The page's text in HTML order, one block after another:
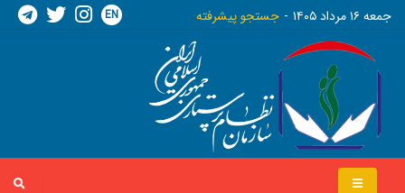
جمعه ١٦ مرداد ١٤٠٥ جستجو پیشرفته EN